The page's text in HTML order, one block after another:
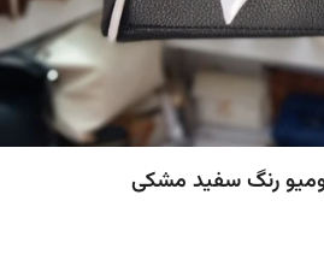
رنگ سفید مشکی